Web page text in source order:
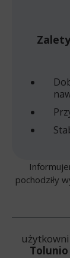
pochodziły
Tolunio